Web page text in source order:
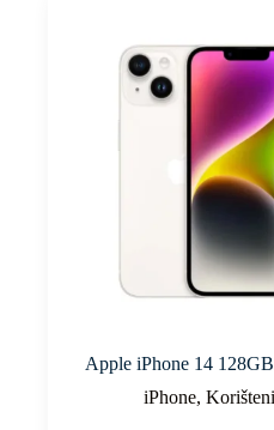
Apple iPhone 14
iPhone,